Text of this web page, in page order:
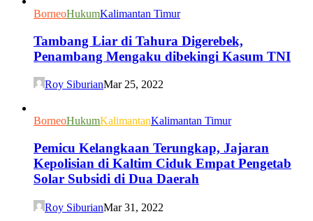
BorneoHukumKalimantan Timur
Tambang Liar di Tahura Digerebek,
Penambang Mengaku dibekingi Kasum TNI
Roy SiburianMar 25, 2022
BorneoHukumKalimantanKalimantan Timur
Pemicu Kelangkaan Terungkap, Jajaran
Kepolisian di Kaltim Ciduk Empat Pengetab
Solar Subsidi di Dua Daerah
Roy SiburianMar 31, 2022